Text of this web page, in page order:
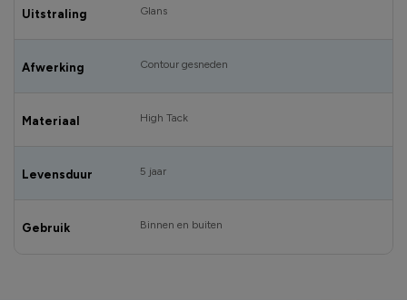
Uitstraling Glans
Afwerking Contour gesneden
Materiaal High Tack
Levensduur 5 jaar
Gebruik Binnen en buiten